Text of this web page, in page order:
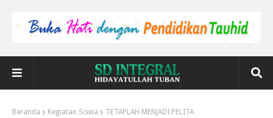
Beranda Kegiatan Siswa TETAPLAH MENJADI PELITA